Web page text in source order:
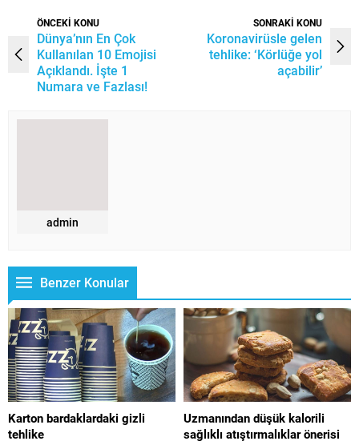
ÖNCEKİ KONU
Dünya’nın En Çok
Kullanılan 10 Emojisi
Açıklandı. İşte 1
Numara ve Fazlası!
SONRAKİ KONU
Koronavirüsle gelen
tehlike: ‘Körlüğe yol
açabilir’
admin
Benzer Konular
Karton bardaklardaki gizli
tehlike
Uzmanından düşük kalorili
sağlıklı atıştırmalıklar önerisi